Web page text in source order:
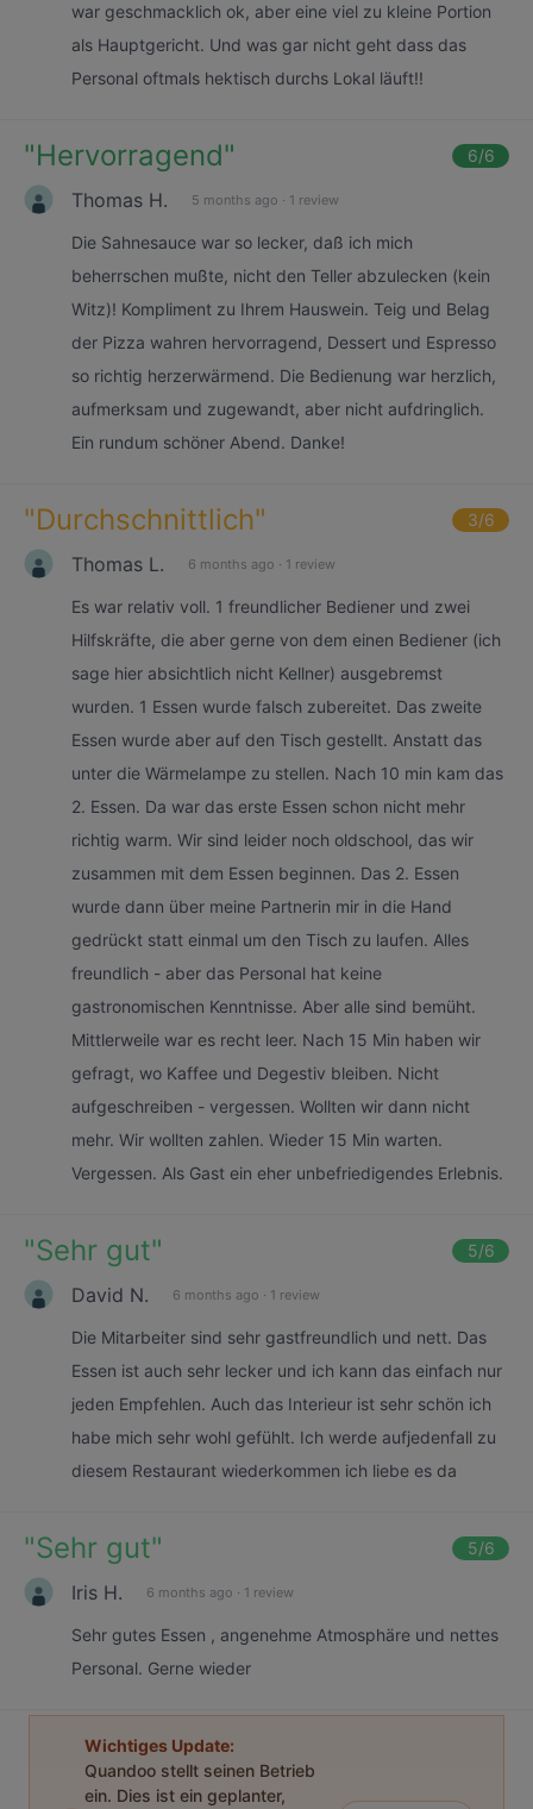
war geschmacklich ok, aber eine viel zu kleine Portion
als Hauptgericht. Und was gar nicht geht dass das
Personal oftmals hektisch durchs Lokal läuft!!
"Hervorragend" 6/6
Thomas H. 5 months ago · 1 review
Die Sahnesauce war so lecker, daß ich mich
beherrschen mußte, nicht den Teller abzulecken (kein
Witz)! Kompliment zu Ihrem Hauswein. Teig und Belag
der Pizza wahren hervorragend, Dessert und Espresso
so richtig herzerwärmend. Die Bedienung war herzlich,
aufmerksam und zugewandt, aber nicht aufdringlich.
Ein rundum schöner Abend. Danke!
"Durchschnittlich" 3/6
Thomas L. 6 months ago · 1 review
Es war relativ voll. 1 freundlicher Bediener und zwei
Hilfskräfte, die aber gerne von dem einen Bediener (ich
sage hier absichtlich nicht Kellner) ausgebremst
wurden. 1 Essen wurde falsch zubereitet. Das zweite
Essen wurde aber auf den Tisch gestellt. Anstatt das
unter die Wärmelampe zu stellen. Nach 10 min kam das
2. Essen. Da war das erste Essen schon nicht mehr
richtig warm. Wir sind leider noch oldschool, das wir
zusammen mit dem Essen beginnen. Das 2. Essen
wurde dann über meine Partnerin mir in die Hand
gedrückt statt einmal um den Tisch zu laufen. Alles
freundlich - aber das Personal hat keine
gastronomischen Kenntnisse. Aber alle sind bemüht.
Mittlerweile war es recht leer. Nach 15 Min haben wir
gefragt, wo Kaffee und Degestiv bleiben. Nicht
aufgeschreiben - vergessen. Wollten wir dann nicht
mehr. Wir wollten zahlen. Wieder 15 Min warten.
Vergessen. Als Gast ein eher unbefriedigendes Erlebnis.
"Sehr gut" 5/6
David N. 6 months ago · 1 review
Die Mitarbeiter sind sehr gastfreundlich und nett. Das
Essen ist auch sehr lecker und ich kann das einfach nur
jeden Empfehlen. Auch das Interieur ist sehr schön ich
habe mich sehr wohl gefühlt. Ich werde aufjedenfall zu
diesem Restaurant wiederkommen ich liebe es da
"Sehr gut" 5/6
Iris H. 6 months ago · 1 review
Sehr gutes Essen , angenehme Atmosphäre und nettes
Personal. Gerne wieder
Wichtiges Update:
Quandoo stellt seinen Betrieb
ein. Dies ist ein geplanter,